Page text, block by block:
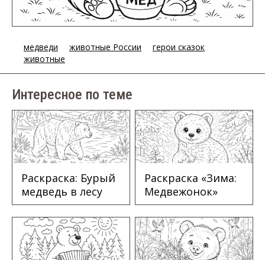
медведи животные России
герои сказок
животные
Интересное по теме
Раскраска: Бурый
медведь в лесу
Раскраска «Зима:
Медвежонок»